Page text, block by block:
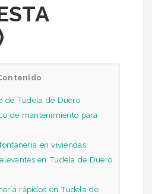
de Tudela de Duero
de mantenimiento para
en viviendas
en Tudela de Duero
rápidos en Tudela de